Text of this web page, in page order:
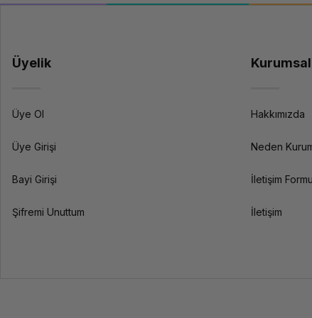
Üyelik
Üye Ol
Üye Girişi
Bayi Girişi
Şifremi Unuttum
Kurumsal
Hakkımızda
Neden
İletişim Formu
İletişim